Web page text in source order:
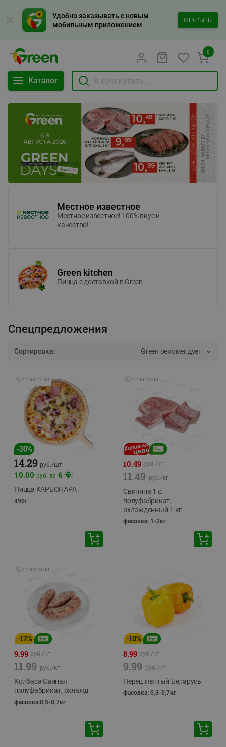
Удобно заказывать с новым
мобильным приложением
ОТКРЫТЬ
Каталог
0
Местное известное
Местное известное! 100% вкус и
качество!
Green kitchen
Пицца c доставкой в Green
Спецпредложения
Сортировка: Green рекомендует
🕘 12:00-21:00
-30%
14.29 руб./шт
10.00 руб. за 6
Пицца КАРБОНАРА
490г
🕘 12:00-20:00
10.49 руб./кг
11.49 руб./кг
Свинина 1 с.
полуфабрикат,
охлажденный 1 кг
фасовка: 1-2кг
🕘 12:00-20:00
-17%
9.99 руб./кг
11.99 руб./кг
Колбаса Свиная
полуфабрикат, охлажд
фасовка:0,5-0,7кг
-10%
8.99 руб./кг
9.99 руб./кг
Перец желтый Беларусь
фасовка: 0,3-0,7кг